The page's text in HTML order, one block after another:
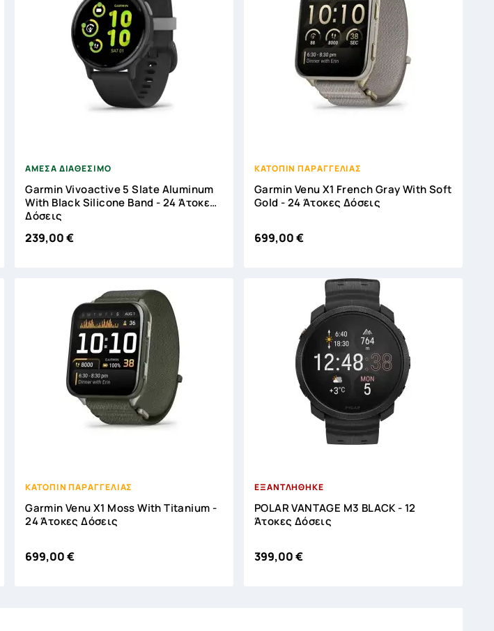
ΑΜΕΣΑ ΔΙΑΘΕΣΙΜΟ
Garmin Vivoactive 5 Slate Aluminum
With Black Silicone Band - 24 Άτοκες
Δόσεις
239,00 €
ΚΑΤΟΠΙΝ ΠΑΡΑΓΓΕΛΙΑΣ
Garmin Venu X1 French Gray With Soft
Gold - 24 Άτοκες Δόσεις
699,00 €
ΚΑΤΟΠΙΝ ΠΑΡΑΓΓΕΛΙΑΣ
Garmin Venu X1 Moss With Titanium -
24 Άτοκες Δόσεις
699,00 €
ΕΞΑΝΤΛΗΘΗΚΕ
POLAR VANTAGE M3 BLACK - 12
Άτοκες Δόσεις
399,00 €